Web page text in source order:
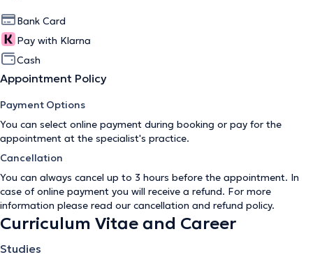
Bank Card
Pay with Klarna
Cash
Appointment Policy
Payment Options
You can select online payment during booking or pay for the
appointment at the specialist's practice.
Cancellation
You can always cancel up to 3 hours before the appointment. In
case of online payment you will receive a refund. For more
information please read our cancellation and refund policy.
Curriculum Vitae and Career
Studies